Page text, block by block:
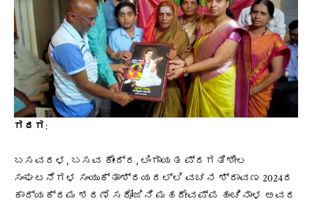
ಗದಗ :
ಬಸವದಳ, ಬಸವ ಕೇಂದ್ರ, ಲಿಂಗಾಯತ ಪ್ರಗತಿಶೀಲ
ಸಂಘಟನೆಗಳ ಸಂಯುಕ್ತಾಶ್ರಯದಲ್ಲಿ ವಚನ ಶ್ರಾವಣ 2024ರ
ಕಾರ್ಯಕ್ರಮ ಶರಣೆ ಸರೋಜಿನಿ ಮಹದೇವಪ್ಪ ಹಂಚಿನಾಳ ಅವರ